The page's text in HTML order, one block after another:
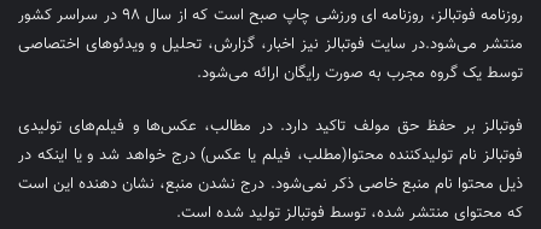
روزنامه فوتبالز، روزنامه ای ورزشی چاپ صبح است که از سال ۹۸ در سراسر کشور
منتشر می‌شود.در سایت فوتبالز نیز اخبار، گزارش، تحلیل و ویدئوهای اختصاصی
توسط یک گروه مجرب به صورت رایگان ارائه می‌شود.
فوتبالز بر حفظ حق مولف تاکید دارد. در مطالب، عکس‌ها و فیلم‌های تولیدی
فوتبالز نام تولیدکننده محتوا(مطلب، فیلم یا عکس) درج خواهد شد و یا اینکه در
ذیل محتوا نام منبع خاصی ذکر نمی‌‎شود. درج نشدن منبع، نشان دهنده این است
که محتوای منتشر شده، توسط فوتبالز تولید شده است.